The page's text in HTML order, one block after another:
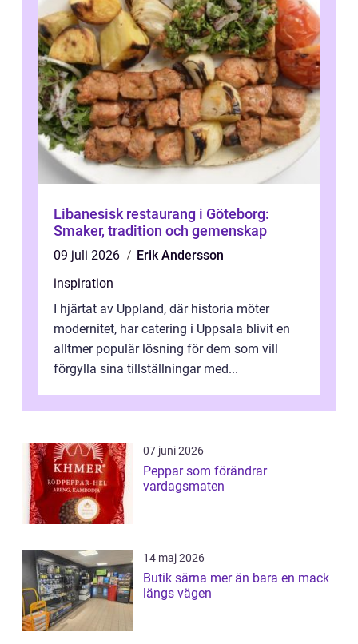
Libanesisk restaurang i Göteborg:
Smaker, tradition och gemenskap
09 juli 2026
Erik Andersson
inspiration
I hjärtat av Uppland, där historia möter
modernitet, har catering i Uppsala blivit en
alltmer populär lösning för dem som vill
förgylla sina tillställningar med...
07 juni 2026
Peppar som förändrar
vardagsmaten
14 maj 2026
Butik särna mer än bara en mack
längs vägen